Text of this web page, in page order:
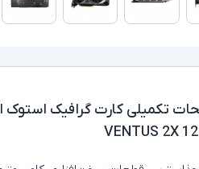
تکمیلی
VENTUS 2X